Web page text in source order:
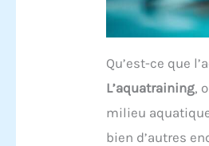
Qu’est-ce que
L’aquatraining,
milieu
bien d’autres